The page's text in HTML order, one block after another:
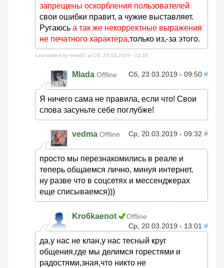
запрещены оскорбления пользователей
свои ошибки правит, а чужие выставляет.
Ругаюсь а так же некорректные выражения
не печатного характера,только из,-за этого.
Last edited by Inna82 at Сб, 23.03.2019 - 12:55.
Mlada Offline Сб, 23.03.2019 - 09:50 #
Я ничего сама не правила, если что! Свои
слова засуньте себе поглубже!
vedma Offline Ср, 20.03.2019 - 09:32 #
просто мы перезнакомились в реале и
теперь общаемся лично, минуя интернет,
ну разве что в соцсетях и мессенджерах
еще списываемся)))
Kro6kaenot
Offline
Ср, 20.03.2019 - 13:01 #
да,у нас не клан,у нас тесный круг
общения,где мы делимся горестями и
радостями,зная,что никто не